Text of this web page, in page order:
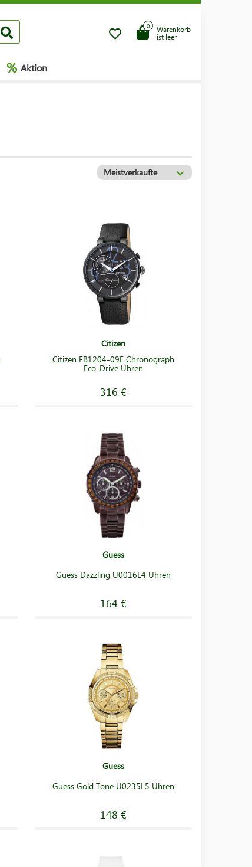
Warenkorb
ist leer
0
% Aktion
Citizen
Citizen FB1204-09E Chronograph
Eco-Drive Uhren
316 €
Guess
Guess Dazzling U0016L4 Uhren
164 €
Guess
Guess Gold Tone U0235L5 Uhren
148 €